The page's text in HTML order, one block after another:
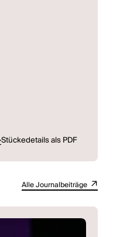
Stückedetails als PDF
Alle Journalbeiträge